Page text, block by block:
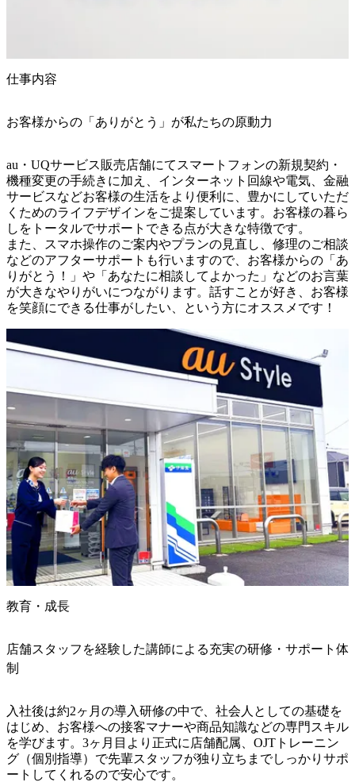
仕事内容
お客様からの「ありがとう」が私たちの原動力
au・UQサービス販売店舗にてスマートフォンの新規契約・
機種変更の手続きに加え、インターネット回線や電気、金融
サービスなどお客様の生活をより便利に、豊かにしていただ
くためのライフデザインをご提案しています。お客様の暮ら
しをトータルでサポートできる点が大きな特徴です。
また、スマホ操作のご案内やプランの見直し、修理のご相談
などのアフターサポートも行いますので、お客様からの「あ
りがとう！」や「あなたに相談してよかった」などのお言葉
が大きなやりがいにつながります。話すことが好き、お客様
を笑顔にできる仕事がしたい、という方にオススメです！
教育・成長
店舗スタッフを経験した講師による充実の研修・サポート体
制
入社後は約2ヶ月の導入研修の中で、社会人としての基礎を
はじめ、お客様への接客マナーや商品知識などの専門スキル
を学びます。3ヶ月目より正式に店舗配属、OJTトレーニン
グ（個別指導）で先輩スタッフが独り立ちまでしっかりサポ
ートしてくれるので安心です。